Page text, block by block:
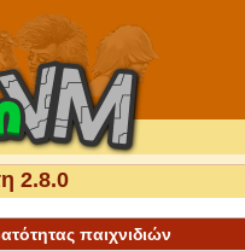
2.8.0
παιχνιδιών